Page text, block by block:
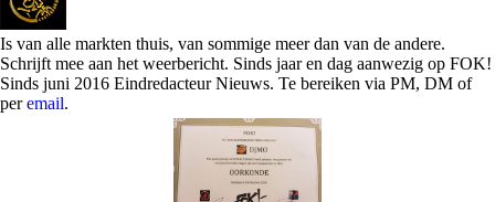
Is van alle markten thuis, van sommige meer dan van de andere.
Schrijft mee aan het weerbericht. Sinds jaar en dag aanwezig op FOK!
Sinds juni 2016 Eindredacteur Nieuws. Te bereiken via PM, DM of
peremail.